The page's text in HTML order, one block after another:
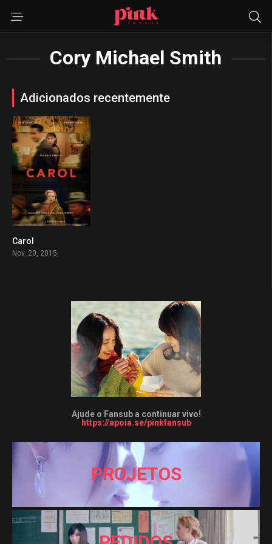
Cory Michael Smith
Adicionados recentemente
Carol
Nov. 20, 2015
Ajude o Fansub a continuar vivo!
https://apoia.se/pinkfansub
PROJETOS